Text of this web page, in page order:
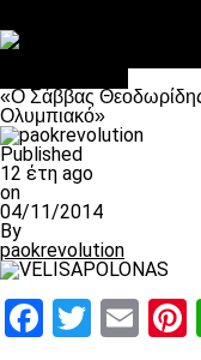
«Ο Σάββας Θεοδωρίδης
Ολυμπιακό»
Published
12 έτη ago
on
04/11/2014
By
paokrevolution
Facebook